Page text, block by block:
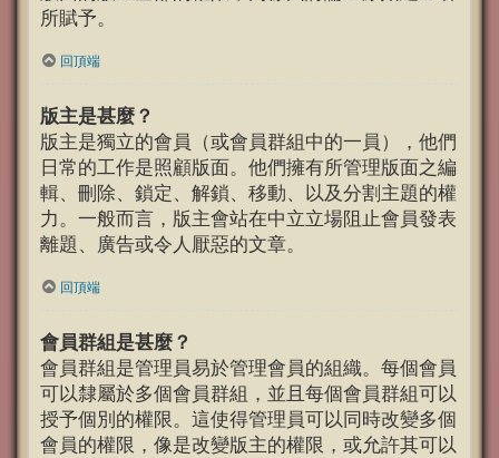
所賦予。
回頂端
版主是甚麼？
版主是獨立的會員（或會員群組中的一員），他們
日常的工作是照顧版面。他們擁有所管理版面之編
輯、刪除、鎖定、解鎖、移動、以及分割主題的權
力。一般而言，版主會站在中立立場阻止會員發表
離題、廣告或令人厭惡的文章。
回頂端
會員群組是甚麼？
會員群組是管理員易於管理會員的組織。每個會員
可以隸屬於多個會員群組，並且每個會員群組可以
授予個別的權限。這使得管理員可以同時改變多個
會員的權限，像是改變版主的權限，或允許其可以